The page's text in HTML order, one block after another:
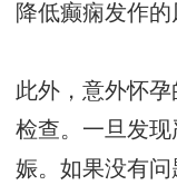
降低癫痫发作的
此外，意外怀
检查。一旦发
娠。如果没有